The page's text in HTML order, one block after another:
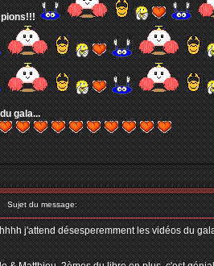
gala...
Sujet du message:
j'attend désesperemment les vidéos du